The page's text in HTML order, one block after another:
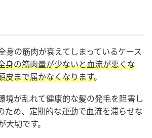
身の筋肉が衰えてしまっているケース
身の筋肉量が少ないと血流が悪くな
皮まで届かなくなります。
境が乱れて健康的な髪の発毛を阻害し
ため、定期的な運動で血流を滞らせな
切です。